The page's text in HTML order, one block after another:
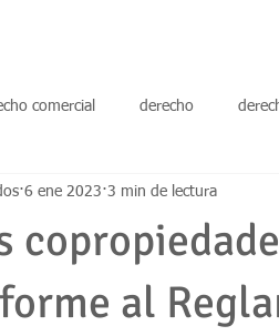
comercial derecho
restitucion inmuebles ley 820
tributario
al
6 ene 2023 3 min de lectura